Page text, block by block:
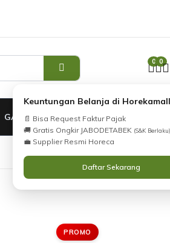
0 0
Keuntungan Belanja di
📄 Bisa Request Faktur Pajak
🚚 Gratis Ongkir JABODETABEK (S&K Berlaku)
💼 Supplier Resmi Horeca
Daftar Sekarang
GARANSI
PROMO
Hubungi